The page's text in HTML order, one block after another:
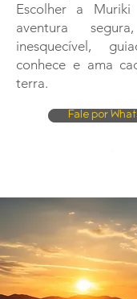
Escolher a
aventura
inesquecível,
conhece e ama
terra.
Fale por